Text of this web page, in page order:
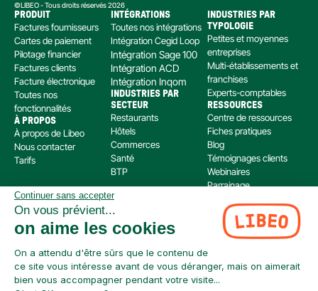
©LIBEO - Tous droits réservés 2026
Libeo, société par actions simplifiée immatriculée au RCS de Créteil, dont le siège social
est situé au 112 Avenue de Paris, 94300 Vincennes, est enregistré auprès de l’Organisme
pour le Registre Unique des Intermédiaires en assurance, banque et finance (ORIAS) sous
le numéro 220 063 49 en tant que (i) courtier en opérations de banque et en services de
paiement (COBSP) et (ii) mandataire non exclusif en opération de Banque et Service de
Paiement (MOBSP) de la société SWAN (SIREN: 853 827 103). Les immatriculations COBSP
et MOBSP peuvent être vérifiées à tout moment sur le répertoire ORIAS accessible à
PRODUIT
Factures fournisseurs
Cartes de paiement
Pilotage financier
Factures clients
Facture électronique
Toutes nos
fonctionnalités
À PROPOS
À propos de Libeo
Nous contacter
Tarifs
INTÉGRATIONS
Toutes nos intégrations
Intégration Cegid Loop
Intégration Sage 100
Intégration ACD
Intégration Inqom
INDUSTRIES PAR
SECTEUR
Restaurants
Hôtels
Commerces
Santé
BTP
INDUSTRIES PAR
TYPOLOGIE
Petites et moyennes
entreprises
Multi-établissements et
franchises
Experts-comptables
RESSOURCES
Centre de ressources
Fiches pratiques
Blog
Témoignages clients
Webinaires
Parrainage
Continuer sans accepter
On vous prévient...
on aime les cookies
On a attendu d'être sûrs que le contenu de
ce site vous intéresse avant de vous déranger, mais on aimerait
bien vous accompagner pendant votre visite...